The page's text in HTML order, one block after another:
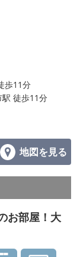
歩11分
徒歩11分
地図を見る
お部屋！大